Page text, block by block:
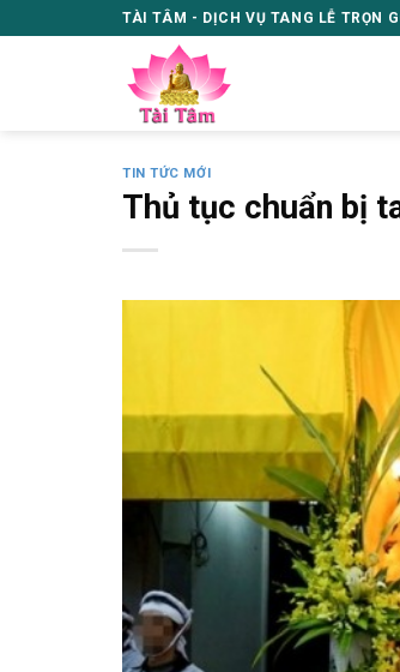
to
TÀI TÂM - DỊCH VỤ TANG LỄ TRỌN
TIN TỨC MỚI
Thủ tục chuẩn bị